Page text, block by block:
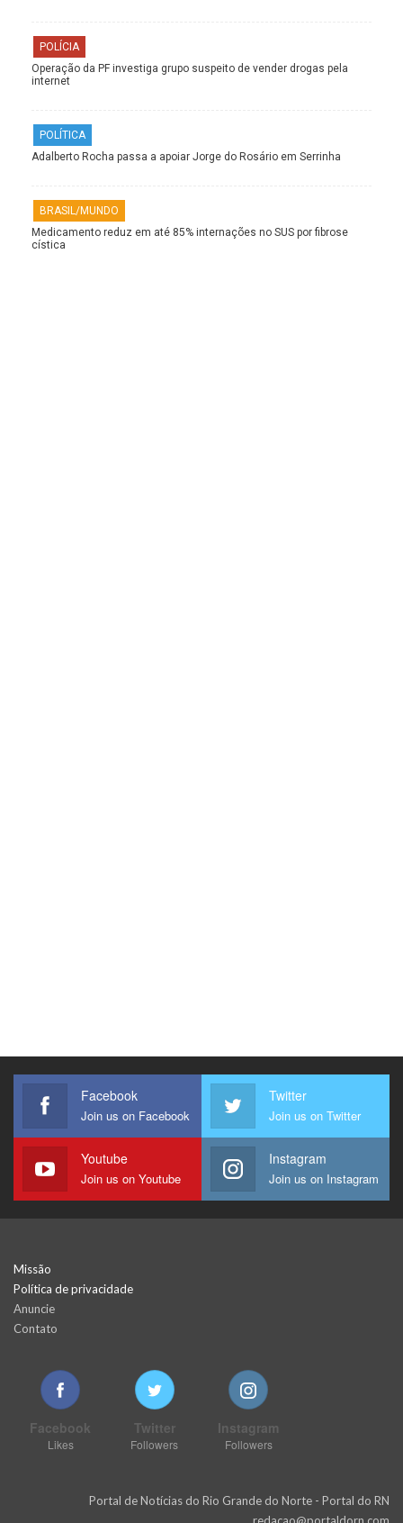
POLÍCIA
Operação da PF investiga grupo suspeito de vender drogas pela
internet
POLÍTICA
Adalberto Rocha passa a apoiar Jorge do Rosário em Serrinha
BRASIL/MUNDO
Medicamento reduz em até 85% internações no SUS por fibrose
cística
Facebook
Join us on Facebook
Twitter
Join us on Twitter
Youtube
Join us on Youtube
Instagram
Join us on Instagram
Missão
Política de privacidade
Anuncie
Contato
Facebook
Likes
Twitter
Followers
Instagram
Followers
Portal de Notícias do Rio Grande do Norte - Portal do RN
redacao@portaldorn.com